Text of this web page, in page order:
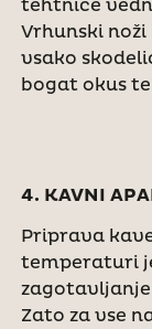
tehtnice
Vrhunski
vsako
bogat okus
4. KAVNI
Priprava
temperaturi
Zato za vse